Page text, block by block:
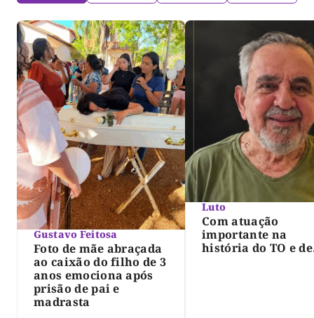
Gustavo Feitosa
Foto de mãe abraçada
ao caixão do filho de 3
anos emociona após
prisão de pai e
madrasta
Luto
Com atuação
importante na
história do TO e de